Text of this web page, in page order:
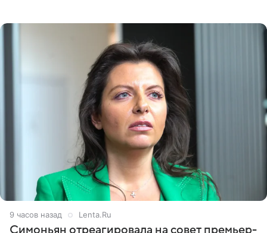
9 часов назад Lenta.Ru
Симоньян отреагировала на совет премьер-